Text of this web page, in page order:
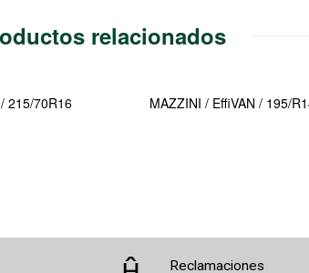
relacionados
215/70R16 MAZZINI / EffiVAN / 195/
Reclamaciones